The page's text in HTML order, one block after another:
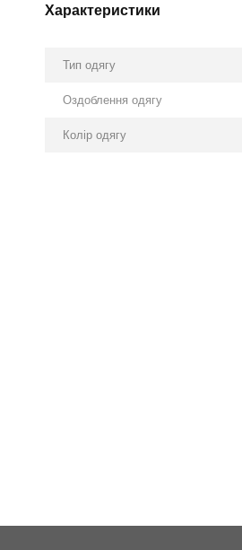
Характеристики
Тип одягу
Оздоблення одягу
Колір одягу